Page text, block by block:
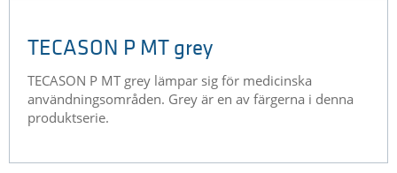
TECASON P MT grey
TECASON P MT grey lämpar sig för medicinska
användningsområden. Grey är en av färgerna i denna
produktserie.